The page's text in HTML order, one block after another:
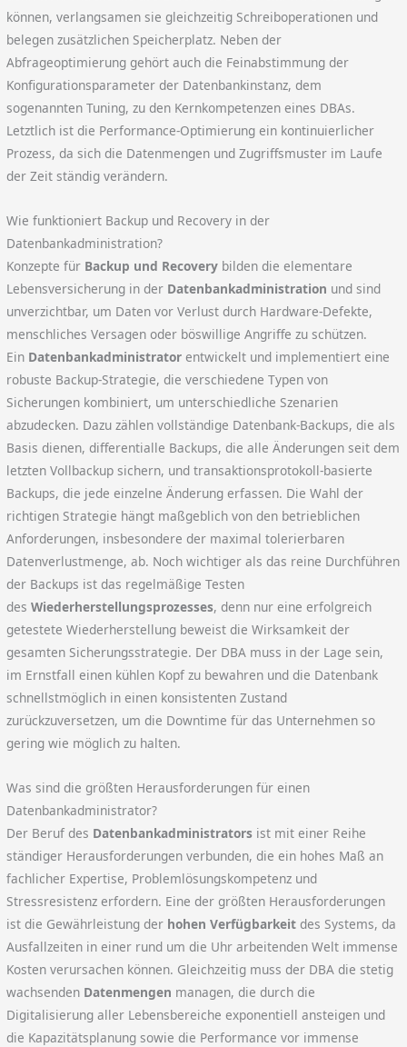
können, verlangsamen sie gleichzeitig Schreiboperationen und
belegen zusätzlichen Speicherplatz. Neben der
Abfrageoptimierung gehört auch die Feinabstimmung der
Konfigurationsparameter der Datenbankinstanz, dem
sogenannten Tuning, zu den Kernkompetenzen eines DBAs.
Letztlich ist die Performance-Optimierung ein kontinuierlicher
Prozess, da sich die Datenmengen und Zugriffsmuster im Laufe
der Zeit ständig verändern.
Wie funktioniert Backup und Recovery in der
Datenbankadministration?
Konzepte für Backup und Recovery bilden die elementare
Lebensversicherung in der Datenbankadministration und sind
unverzichtbar, um Daten vor Verlust durch Hardware-Defekte,
menschliches Versagen oder böswillige Angriffe zu schützen.
Ein Datenbankadministrator entwickelt und implementiert eine
robuste Backup-Strategie, die verschiedene Typen von
Sicherungen kombiniert, um unterschiedliche Szenarien
abzudecken. Dazu zählen vollständige Datenbank-Backups, die als
Basis dienen, differentialle Backups, die alle Änderungen seit dem
letzten Vollbackup sichern, und transaktionsprotokoll-basierte
Backups, die jede einzelne Änderung erfassen. Die Wahl der
richtigen Strategie hängt maßgeblich von den betrieblichen
Anforderungen, insbesondere der maximal tolerierbaren
Datenverlustmenge, ab. Noch wichtiger als das reine Durchführen
der Backups ist das regelmäßige Testen
desWiederherstellungsprozesses, denn nur eine erfolgreich
getestete Wiederherstellung beweist die Wirksamkeit der
gesamten Sicherungsstrategie. Der DBA muss in der Lage sein,
im Ernstfall einen kühlen Kopf zu bewahren und die Datenbank
schnellstmöglich in einen konsistenten Zustand
zurückzuversetzen, um die Downtime für das Unternehmen so
gering wie möglich zu halten.
Was sind die größten Herausforderungen für einen
Datenbankadministrator?
Der Beruf des Datenbankadministrators ist mit einer Reihe
ständiger Herausforderungen verbunden, die ein hohes Maß an
fachlicher Expertise, Problemlösungskompetenz und
Stressresistenz erfordern. Eine der größten Herausforderungen
ist die Gewährleistung der hohen Verfügbarkeit des Systems, da
Ausfallzeiten in einer rund um die Uhr arbeitenden Welt immense
Kosten verursachen können. Gleichzeitig muss der DBA die stetig
wachsenden Datenmengen managen, die durch die
Digitalisierung aller Lebensbereiche exponentiell ansteigen und
die Kapazitätsplanung sowie die Performance vor immense